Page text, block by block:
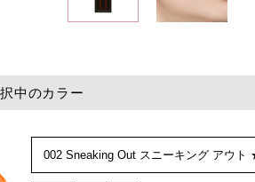
中のカラー